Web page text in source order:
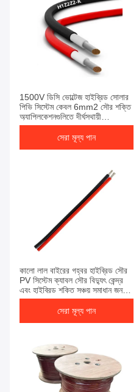
1500V ডিসি ভোল্টেজ হাইব্রিড সোলার
পিভি সিস্টেম কেবল 6mm2 সৌর শক্তি
অ্যাপ্লিকেশনগুলিতে দীর্ঘস্থায়ী
পারফরম্যান্সের জন্য তৈরি করা হয়েছে
সেরা মূল্য পান
কালো লাল বাইরের গহ্বর হাইব্রিড সৌর
PV সিস্টেম ক্যাবল সৌর বিদ্যুৎ কেন্দ্র
এবং হাইব্রিড শক্তি সঞ্চয় সমাধান জন্য
উপযুক্ত
সেরা মূল্য পান